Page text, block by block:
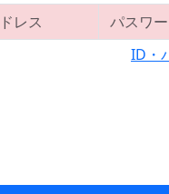
ID・